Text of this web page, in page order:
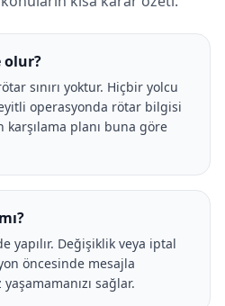
olur?
sınırı yoktur. Hiçbir yolcu
operasyonda rötar bilgisi
planı buna göre
yapılır. Değişiklik veya iptal
öncesinde mesajla
sağlar.